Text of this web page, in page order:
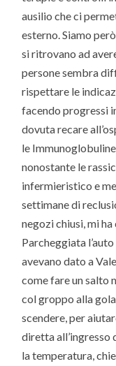
ausilio che ci
esterno. Siamo
si ritrovano ad
persone sembra
rispettare le
facendo progressi
dovuta recare
le
nonostante le
infermieristico e
settimane di
negozi chiusi, mi
Parcheggiata
avevano dato a
come fare un salto
col groppo alla
scendere, per
diretta all’ingresso
la temperatura,